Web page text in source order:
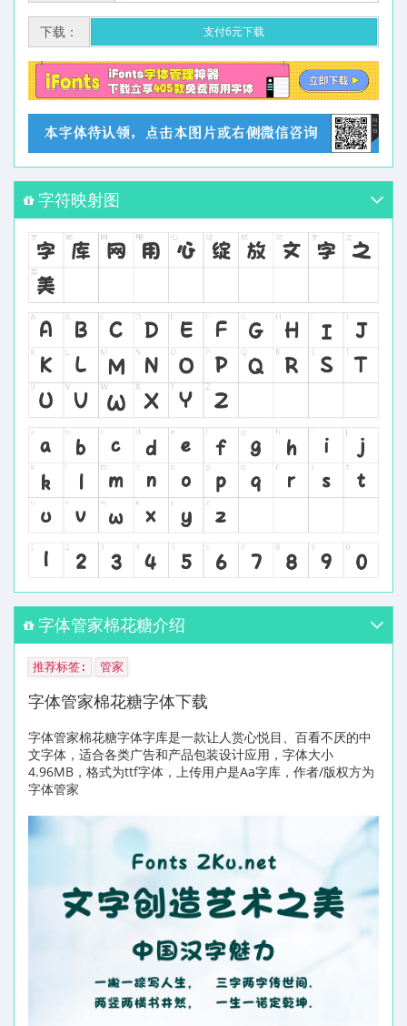
下载： 支付6元下载
字符映射图
字体管家棉花糖介绍
推荐标签: 管家
字体管家棉花糖字体下载
字体管家棉花糖字体字库是一款让人赏心悦目、百看不厌的中
文字体，适合各类广告和产品包装设计应用，字体大小
4.96MB，格式为ttf字体，上传用户是Aa字库，作者/版权方为
字体管家